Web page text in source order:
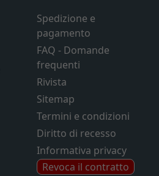
Spedizione e
pagamento
FAQ - Domande
frequenti
Rivista
Sitemap
Termini e condizioni
Diritto di recesso
Informativa privacy
Revoca il contratto